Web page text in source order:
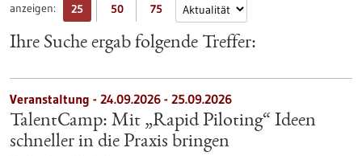
anzeigen: 25 50 75
Ihre Suche ergab folgende Treffer:
Veranstaltung - 24.09.2026 - 25.09.2026
TalentCamp: Mit „Rapid Piloting“ Ideen
schneller in die Praxis bringen